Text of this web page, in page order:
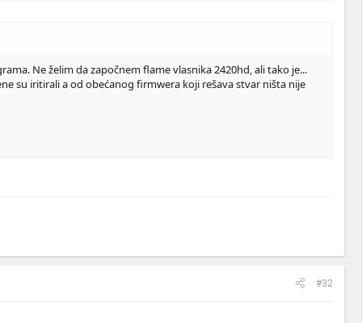
Ne želim da započnem flame vlasnika 2420hd, ali tako je...
su iritirali a od obećanog firmwera koji rešava stvar ništa nije
#32